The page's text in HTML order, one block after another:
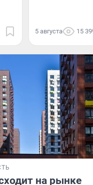
5 августа 15
на рынке